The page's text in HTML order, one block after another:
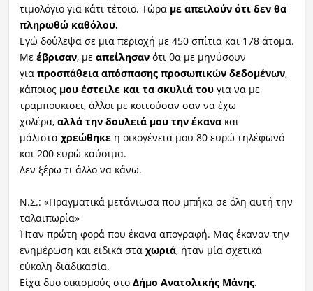
τιμολόγιο για κάτι τέτοιο. Τώρα με απειλούν ότι δεν θα
πληρωθώ καθόλου.
Εγώ δούλεψα σε μια περιοχή με 450 σπίτια και 178 άτομα.
Με έβρισαν, με απείλησανότι θα με μηνύσουν
για προσπάθεια απόσπασης προσωπικών δεδομένων,
κάποιος μου έστειλε και τα σκυλιά τουγια να με
τραμπουκισει, άλλοι με κοιτούσαν σαν να έχω
χολέρα, αλλά την δουλειά μου την έκανακαι
μάλιστα χρεώθηκεη οικογένεια μου 80 ευρώ τηλέφωνό
και 200 ευρώ καύσιμα.
Δεν ξέρω τι άλλο να κάνω.
Ν.Σ.: «Πραγματικά μετάνιωσα που μπήκα σε όλη αυτή την
ταλαιπωρία»
Ήταν πρώτη φορά που έκανα απογραφή. Μας έκαναν την
ενημέρωση και ειδικά στα χωριά, ήταν μία σχετικά
εύκολη διαδικασία.
Είχα δυο οικισμούς στο Δήμο Ανατολικής Μάνης.